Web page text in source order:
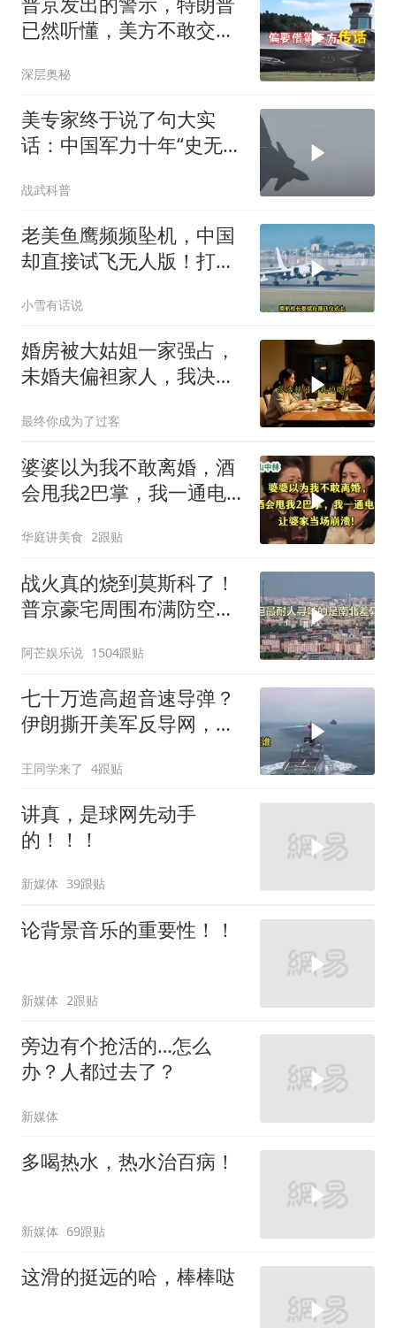
已然听懂，美方不敢交出
深层奥秘
美专家终于说了句大实
话：中国军力十年“史无前
住了
战武科普
老美鱼鹰频频坠机，中国
却直接试飞无人版！打着
小雪有话说
婚房被大姑姐一家强占，
未婚夫偏袒家人，我决断
最终你成为了过客
婆婆以为我不敢离婚，酒
会甩我2巴掌，我一通电
华庭讲美食 2跟贴
战火真的烧到莫斯科了！
普京豪宅周围布满防空
阿芒娱乐说 1504跟贴
七十万造高超音速导弹？
伊朗撕开美军反导网，炸
王同学来了 4跟贴
讲真，是球网先动手
的！！！
新媒体 39跟贴
论背景音乐的重要性！！
新媒体 2跟贴
旁边有个抢活的…怎么
办？人都过去了？
新媒体
多喝热水，热水治百病！
新媒体 69跟贴
这滑的挺远的哈，棒棒哒